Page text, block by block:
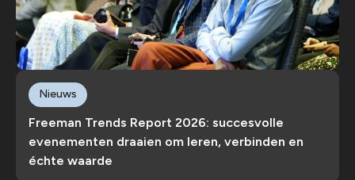
Freeman Trends Report 2026: succesvolle
evenementen draaien om leren, verbinden en
échte waarde
Nieuws